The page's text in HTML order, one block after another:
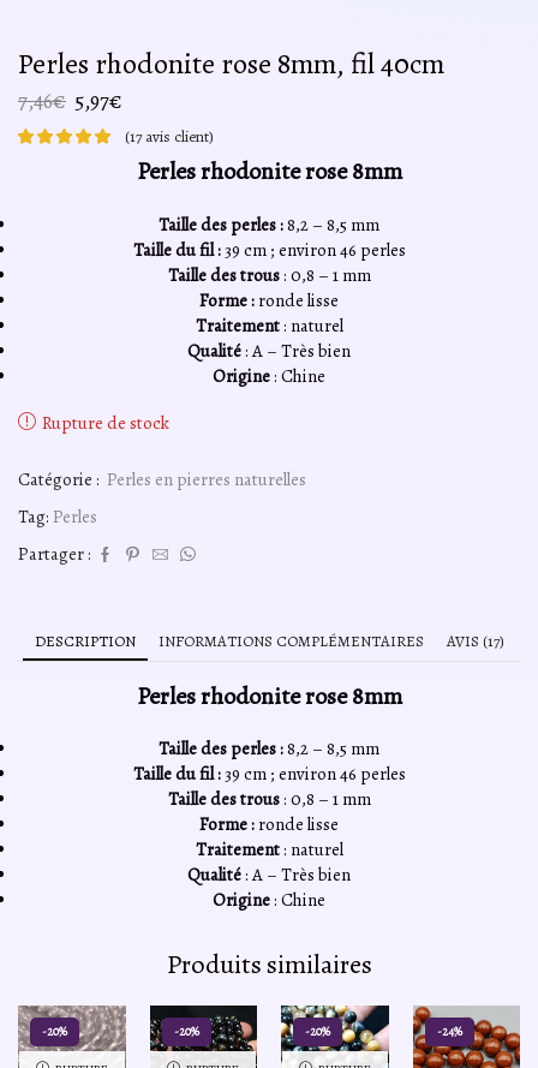
Perles rhodonite rose 8mm, fil 40cm
7,46€ Le
prix
initial
5,97€
prix
actuel
est :
(17avis client)
Perles rhodonite rose 8mm
Taille des perles :8,2 – 8,5 mm
Taille du fil :39 cm ; environ 46 perles
Taille des trous: 0,8 – 1 mm
Forme : ronde lisse
Traitement: naturel
Qualité: A – Très bien
Origine: Chine
Rupture de stock
Catégorie : Perles en pierres naturelles
Tag: Perles
Partager :
DESCRIPTION INFORMATIONS COMPLÉMENTAIRES AVIS (17)
Perles rhodonite rose 8mm
Taille des perles :8,2 – 8,5 mm
Taille du fil :39 cm ; environ 46 perles
Taille des trous: 0,8 – 1 mm
Forme : ronde lisse
Traitement: naturel
Qualité: A – Très bien
Origine: Chine
Produits similaires
-20% -20% -20% -24%